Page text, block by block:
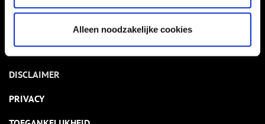
Alleen noodzakelijke cookies
NIEUWSBRIEF
DISCLAIMER
PRIVACY